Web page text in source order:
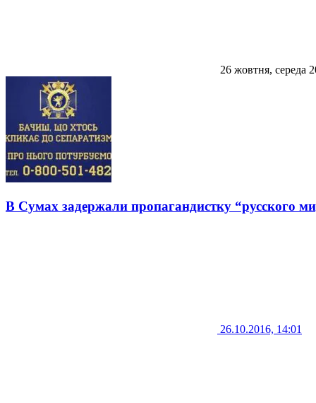
26 жовтня, середа
В Сумах задержали пропагандистку “русского
26.10.2016, 14:01